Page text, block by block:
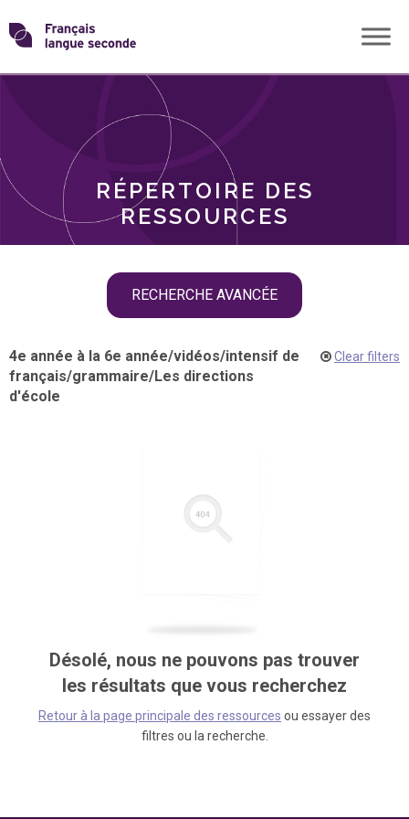
Skip
toTransformons
langue
RÉPERTOIRE DES
RESSOURCES
RECHERCHE AVANCÉE
THÈMES
4e année à la 6e année/vidéos/intensif de
français/grammaire/Les directions
d'école
Clear filters
Désolé, nous ne pouvons pas trouver
les résultats que vous recherchez
Retour à la page principale des ressources ou essayer des
filtres ou la recherche.